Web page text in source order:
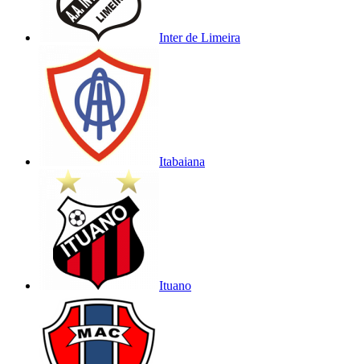
Inter de Limeira
Itabaiana
Ituano